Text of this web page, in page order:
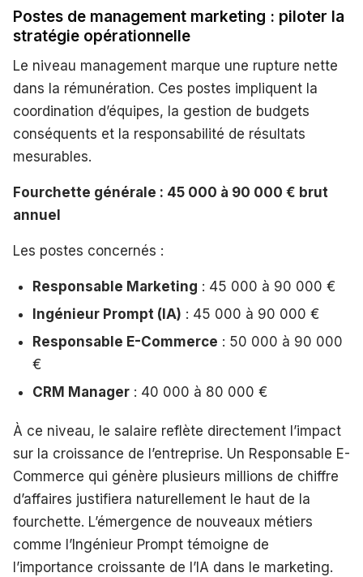
Postes de management marketing : piloter la
stratégie opérationnelle
Le niveau management marque une rupture nette
dans la rémunération. Ces postes impliquent la
coordination d’équipes, la gestion de budgets
conséquents et la responsabilité de résultats
mesurables.
Fourchette générale : 45 000 à 90 000 € brut
annuel
Les postes concernés :
Responsable Marketing : 45 000 à 90 000 €
Ingénieur Prompt (IA) : 45 000 à 90 000 €
Responsable E-Commerce : 50 000 à 90 000
€
CRM Manager : 40 000 à 80 000 €
À ce niveau, le salaire reflète directement l’impact
sur la croissance de l’entreprise. Un Responsable E-
Commerce qui génère plusieurs millions de chiffre
d’affaires justifiera naturellement le haut de la
fourchette. L’émergence de nouveaux métiers
comme l’Ingénieur Prompt témoigne de
l’importance croissante de l’IA dans le marketing.